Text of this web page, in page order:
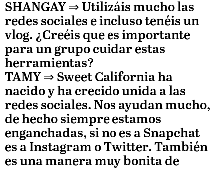
SHANGAY ⇒ Utilizáis mucho las
redes sociales e incluso tenéis un
vlog. ¿Creéis que es importante
para un grupo cuidar estas
herramientas?
TAMY⇒ Sweet California ha
nacido y ha crecido unida a las
redes sociales. Nos ayudan mucho,
de hecho siempre estamos
enganchadas, si no es a Snapchat
es a Instagram o Twitter. También
es una manera muy bonita de